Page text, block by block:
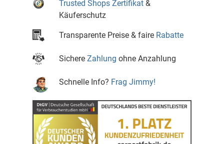
Trusted Shops Zertifikat &
Käuferschutz
Transparente Preise & faire Rabatte
Sichere Zahlung ohne Anzahlung
Schnelle Info? Frag Jimmy!